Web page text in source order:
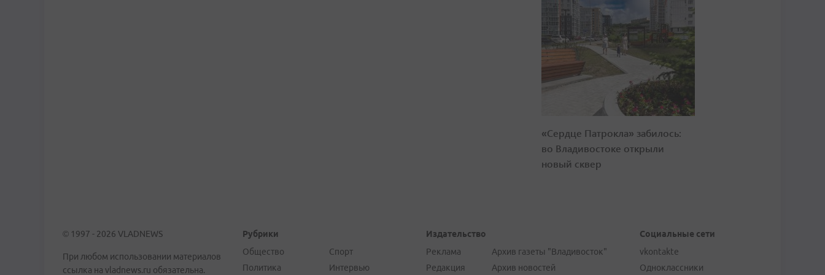
«Сердце Патрокла» забилось:
во Владивостоке открыли
новый сквер
© 1997 - 2026 VLADNEWS
При любом использовании материалов
ссылка на vladnews.ru обязательна.
Рубрики
Общество
Политика
Спорт
Интервью
Издательство
Реклама
Редакция
Архив газеты "Владивосток"
Архив новостей
Социальные сети
vkontakte
Одноклассники